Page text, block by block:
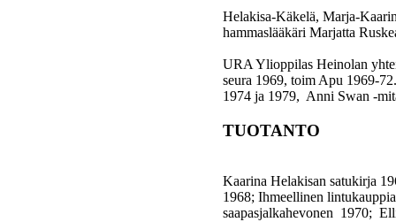
Helakisa-Käkelä, Marja-
hammaslääkäri Marjatta
URA Ylioppilas Heinolan
seura 1969, toim Apu 1969-
1974 ja 1979, Anni Swan -
TUOTANTO
Kaarina Helakisan satukirja
1968; Ihmeellinen
saapasjalkahevonen 1970;